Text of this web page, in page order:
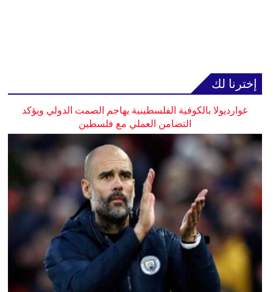
إخترنا لك
غوارديولا بالكوفية الفلسطينية يهاجم الصمت الدولي ويؤكد
التضامن العملي مع فلسطين